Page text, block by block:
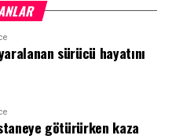
sürücü hayatını
götürürken kaza